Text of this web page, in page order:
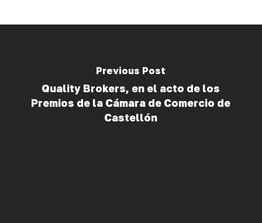
Previous Post
Quality Brokers, en el acto de los
Premios de la Cámara de Comercio de
Castellón